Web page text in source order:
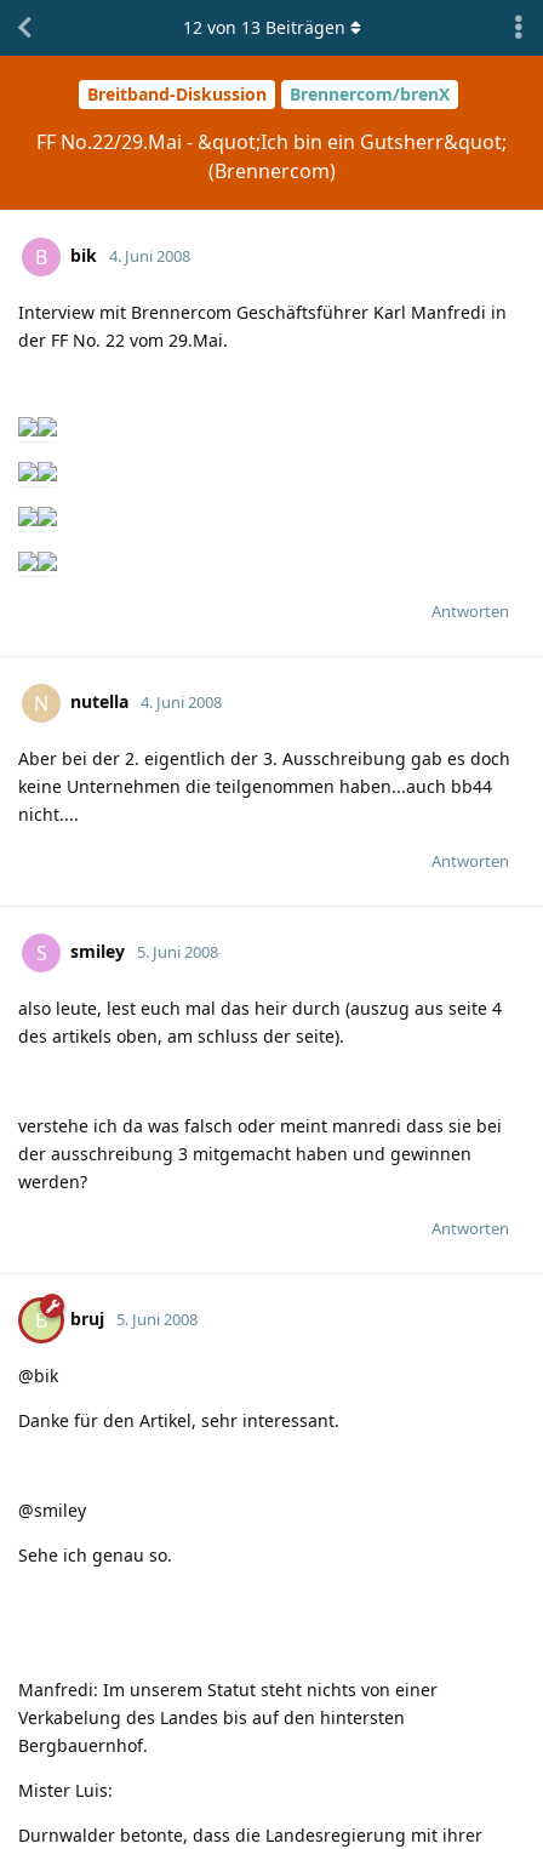
Breitband-Diskussion Brennercom/brenX
FF No.22/29.Mai - &quot;Ich bin ein Gutsherr&quot;
(Brennercom)
12von 13Beiträgen
B bik 4. Juni 2008
Interview mit Brennercom Geschäftsführer Karl Manfredi in
der FF No. 22 vom 29.Mai.
Antworten
N nutella 4. Juni 2008
Aber bei der 2. eigentlich der 3. Ausschreibung gab es doch
keine Unternehmen die teilgenommen haben...auch bb44
nicht....
Antworten
S smiley 5. Juni 2008
also leute, lest euch mal das heir durch (auszug aus seite 4
des artikels oben, am schluss der seite).
verstehe ich da was falsch oder meint manredi dass sie bei
der ausschreibung 3 mitgemacht haben und gewinnen
werden?
Antworten
B bruj 5. Juni 2008
@bik
Danke für den Artikel, sehr interessant.
@smiley
Sehe ich genau so.
Manfredi: Im unserem Statut steht nichts von einer
Verkabelung des Landes bis auf den hintersten
Bergbauernhof.
Mister Luis:
Durnwalder betonte, dass die Landesregierung mit ihrer